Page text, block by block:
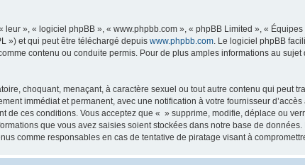
», « logiciel phpBB », « www.phpbb.com », « phpBB Limited », «
») et qui peut être téléchargé depuis www.phpbb.com. Le logiciel phpBB
contenu ou conduite permis. Pour de plus amples informations au
choquant, menaçant, à caractère sexuel ou tout autre contenu qui peut
immédiat et permanent, avec une notification à votre fournisseur
de ces conditions. Vous acceptez que « » supprime, modifie, déplace ou
que vous avez saisies soient stockées dans notre base de
comme responsables en cas de tentative de piratage visant à